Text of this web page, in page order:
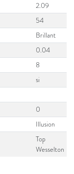
2.09
54
Brillant
0.04
8
si
0
Illusion
Top
Wesselton